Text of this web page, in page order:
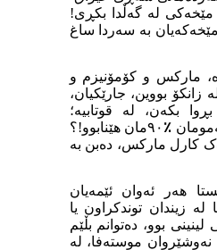
مێخەکی لە گەڵدا بکڕی!
بە سەردا ساغ
مارکس و کۆمۆنیزم و
بووین، جارێکیان،
بکەن، لە قوتابیە؛
٪
٩٠مان هێنابوو!؟
وەک کارل مارکس، دەبن بە
هەر ئەوان ئێمەیان
زیندان توندکراون یا
بوو، دەتوانم بڵێم
و سکرتێرەکەی نەوشێروان موستەفا، لە